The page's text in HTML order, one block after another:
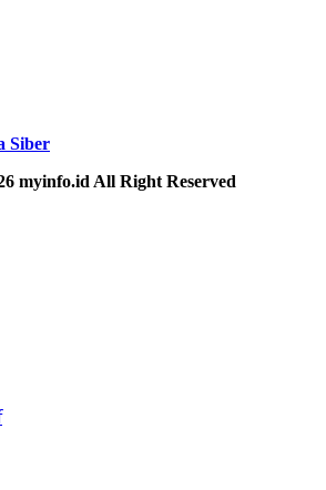
Siber
myinfo.id All Right Reserved